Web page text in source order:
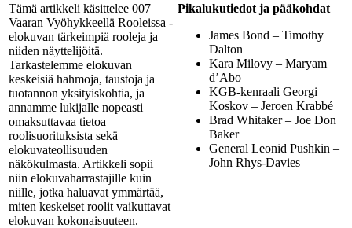
Tämä artikkeli käsittelee 007
Vaaran Vyöhykkeellä Rooleissa -
elokuvan tärkeimpiä rooleja ja
niiden näyttelijöitä.
Tarkastelemme elokuvan
keskeisiä hahmoja, taustoja ja
tuotannon yksityiskohtia, ja
annamme lukijalle nopeasti
omaksuttavaa tietoa
roolisuorituksista sekä
elokuvateollisuuden
näkökulmasta. Artikkeli sopii
niin elokuvaharrastajille kuin
niille, jotka haluavat ymmärtää,
miten keskeiset roolit vaikuttavat
elokuvan kokonaisuuteen.
Pikalukutiedot ja pääkohdat
James Bond – Timothy
Dalton
Kara Milovy – Maryam
d’Abo
KGB-kenraali Georgi
Koskov – Jeroen Krabbé
Brad Whitaker – Joe Don
Baker
General Leonid Pushkin –
John Rhys-Davies